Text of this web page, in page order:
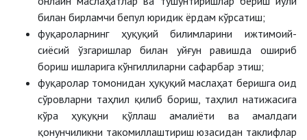
билан бирламчи бепул юридик ёрдам кўрсатиш;
фуқароларнинг ҳуқуқий билимларини ижтимоий-
сиёсий ўзгаришлар билан уйғун равишда ошириб
бориш ишларига кўнгиллиларни сафарбар этиш;
фуқаролар томонидан ҳуқуқий маслаҳат беришга оид
сўровларни таҳлил қилиб бориш, таҳлил натижасига
кўра ҳуқуқни қўллаш амалиёти ва амалдаги
қонунчиликни такомиллаштириш юзасидан таклифлар